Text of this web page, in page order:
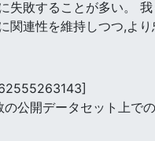
失敗することが多い。
連性を維持しつつ,より
公開データセット上で